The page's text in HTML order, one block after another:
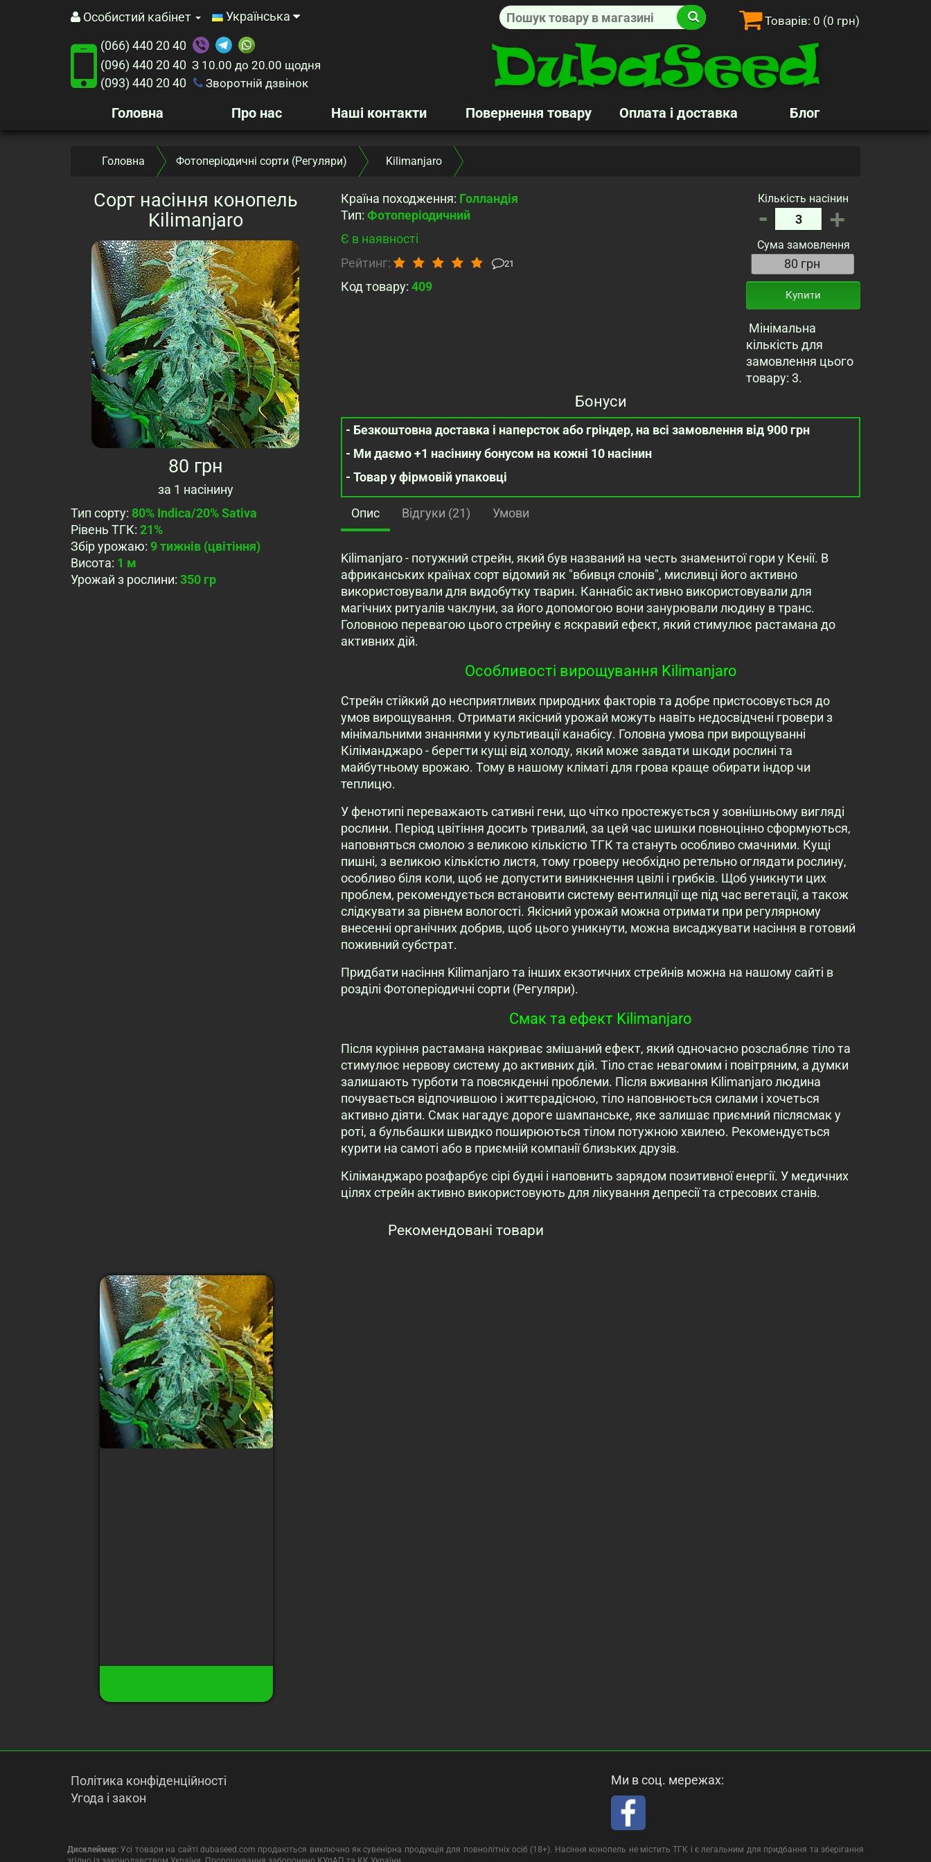
Особистий кабінет Українська Товарів: 0 (0 грн)
(066) 440 20 40
(096) 440 20 40 З 10.00 до 20.00 щодня
(093) 440 20 40 Зворотній дзвінок
Головна Про нас Наші контакти Повернення товару Оплата і доставка Блог
Головна Фотоперіодичні сорти (Регуляри) Kilimanjaro
Сорт насіння конопель
Kilimanjaro
80 грн
за 1 насінину
Тип сорту: 80% Indica/20% Sativa
Рівень ТГК: 21%
Збір урожаю: 9 тижнів (цвітіння)
Висота: 1 м
Урожай з рослини: 350 гр
Країна походження: Голландія
Тип: Фотоперіодичний
Є в наявності
Рейтинг:
21
Код товару: 409
Кількість насінин
- +
Сума замовлення
Купити
Мінімальна
кількість для
замовлення цього
товару: 3.
Бонуси
- Безкоштовна доставка і наперсток або гріндер, на всі замовлення від 900 грн
- Ми даємо +1 насінину бонусом на кожні 10 насінин
- Товар у фірмовій упаковці
Опис Відгуки (21) Умови
Kilimanjaro - потужний стрейн, який був названий на честь знаменитої гори у Кенії. В
африканських країнах сорт відомий як "вбивця слонів", мисливці його активно
використовували для видобутку тварин. Каннабіс активно використовували для
магічних ритуалів чаклуни, за його допомогою вони занурювали людину в транс.
Головною перевагою цього стрейну є яскравий ефект, який стимулює растамана до
активних дій.
Особливості вирощування Kilimanjaro
Стрейн стійкий до несприятливих природних факторів та добре пристосовується до
умов вирощування. Отримати якісний урожай можуть навіть недосвідчені гровери з
мінімальними знаннями у культивації канабісу. Головна умова при вирощуванні
Кіліманджаро - берегти кущі від холоду, який може завдати шкоди рослині та
майбутньому врожаю. Тому в нашому кліматі для грова краще обирати індор чи
теплицю.
У фенотипі переважають сативні гени, що чітко простежується у зовнішньому вигляді
рослини. Період цвітіння досить тривалий, за цей час шишки повноцінно сформуються,
наповняться смолою з великою кількістю ТГК та стануть особливо смачними. Кущі
пишні, з великою кількістю листя, тому гроверу необхідно ретельно оглядати рослину,
особливо біля коли, щоб не допустити виникнення цвілі і грибків. Щоб уникнути цих
проблем, рекомендується встановити систему вентиляції ще під час вегетації, а також
слідкувати за рівнем вологості. Якісний урожай можна отримати при регулярному
внесенні органічних добрив, щоб цього уникнути, можна висаджувати насіння в готовий
поживний субстрат.
Придбати насіння Kilimanjaro та інших екзотичних стрейнів можна на нашому сайті в
розділі Фотоперіодичні сорти (Регуляри).
Смак та ефект Kilimanjaro
Після куріння растамана накриває змішаний ефект, який одночасно розслабляє тіло та
стимулює нервову систему до активних дій. Тіло стає невагомим і повітряним, а думки
залишають турботи та повсякденні проблеми. Після вживання Kilimanjaro людина
почувається відпочившою і життєрадісною, тіло наповнюється силами і хочеться
активно діяти. Смак нагадує дороге шампанське, яке залишає приємний післясмак у
роті, а бульбашки швидко поширюються тілом потужною хвилею. Рекомендується
курити на самоті або в приємній компанії близьких друзів.
Кіліманджаро розфарбує сірі будні і наповнить зарядом позитивної енергії. У медичних
цілях стрейн активно використовують для лікування депресії та стресових станів.
Рекомендовані товари
Політика конфіденційності
Угода і закон
Ми в соц. мережах:
Дисклеймер: Усі товари на сайті dubaseed.com продаються виключно як сувенірна продукція для повнолітніх осіб (18+). Насіння конопель не містить ТГК і є легальним для придбання та зберігання